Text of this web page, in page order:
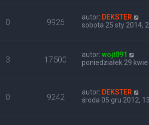
0 9926 autor: DEKSTER
sobota 25 sty 2014,
3 17500 autor:wojt091
poniedziałek 29
0 9242 autor: DEKSTER
środa 05 gru 2012,